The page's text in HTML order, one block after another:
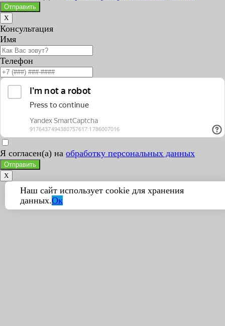
Отправить
X
Консультация
Имя
Телефон
Я согласен(а) на обработку персональных данных
Отправить
X
Наш сайт использует cookie для хранения
данных.Ок